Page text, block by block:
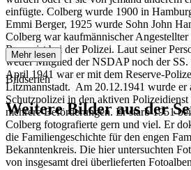
einfügte. Colberg wurde 1900 in
Emmi Berger, 1925 wurde Sohn John
Colberg war kaufmännischer
Reservist bei der Polizei. Laut seiner
weder Mitglied der NSDAP noch der
April 1941 war er mit dem Reserve-
Litzmannstadt. Am 20.12.1941 wurde er
Schutzpolizei in den aktiven
mehrere Beförderungen. Er starb 1951
Colberg fotografierte gern und viel. Er
die Familiengeschichte für den engen
Bekanntenkreis. Die hier untersuchten
von insgesamt drei überlieferten
Mehr lesen
Bildserien
Weitere Bilder aus der
1941 Hamburg
1941 Hamburg
1941 Hamburg